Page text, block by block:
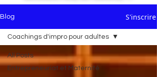
Blog S'inscrire
All Posts
Entrepreneuriat et Maternité
Coachings d'impro pour adultes